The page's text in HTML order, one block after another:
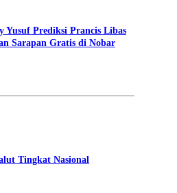
Yusuf Prediksi Prancis Libas
Sarapan Gratis di Nobar
Tingkat Nasional